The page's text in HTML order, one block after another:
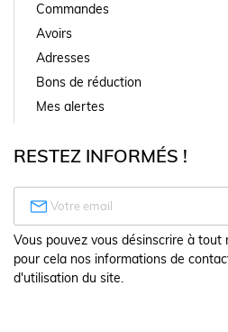
Commandes
Avoirs
Adresses
Bons de réduction
Mes alertes
RESTEZ INFORMÉS !

Vous pouvez vous désinscrire à tout
pour cela nos informations de
d'utilisation du site.